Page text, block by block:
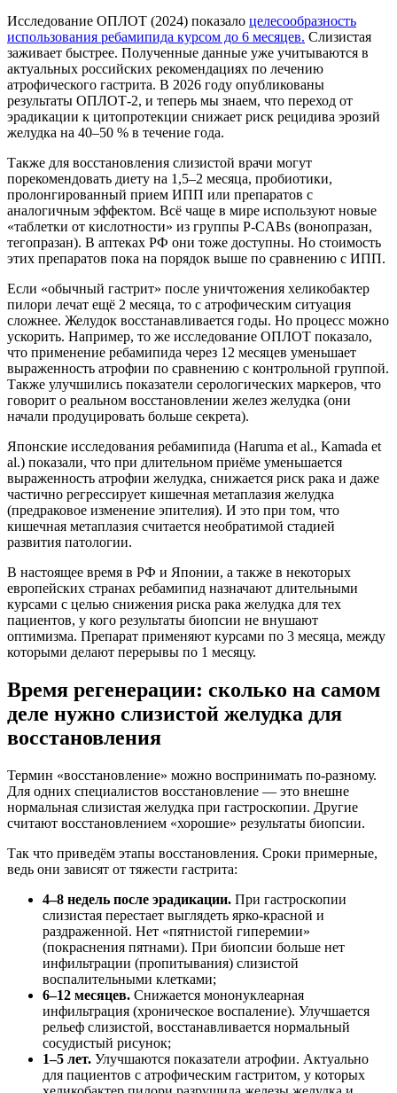
Исследование ОПЛОТ (2024) показало целесообразность
использования ребамипида курсом до 6 месяцев. Слизистая
заживает быстрее. Полученные данные уже учитываются в
актуальных российских рекомендациях по лечению
атрофического гастрита. В 2026 году опубликованы
результаты ОПЛОТ-2, и теперь мы знаем, что переход от
эрадикации к цитопротекции снижает риск рецидива эрозий
желудка на 40–50 % в течение года.
Также для восстановления слизистой врачи могут
порекомендовать диету на 1,5–2 месяца, пробиотики,
пролонгированный прием ИПП или препаратов с
аналогичным эффектом. Всё чаще в мире используют новые
«таблетки от кислотности» из группы P-CABs (вонопразан,
тегопразан). В аптеках РФ они тоже доступны. Но стоимость
этих препаратов пока на порядок выше по сравнению с ИПП.
Если «обычный гастрит» после уничтожения хеликобактер
пилори лечат ещё 2 месяца, то с атрофическим ситуация
сложнее. Желудок восстанавливается годы. Но процесс можно
ускорить. Например, то же исследование ОПЛОТ показало,
что применение ребамипида через 12 месяцев уменьшает
выраженность атрофии по сравнению с контрольной группой.
Также улучшились показатели серологических маркеров, что
говорит о реальном восстановлении желез желудка (они
начали продуцировать больше секрета).
Японские исследования ребамипида (Haruma et al., Kamada et
al.) показали, что при длительном приёме уменьшается
выраженность атрофии желудка, снижается риск рака и даже
частично регрессирует кишечная метаплазия желудка
(предраковое изменение эпителия). И это при том, что
кишечная метаплазия считается необратимой стадией
развития патологии.
В настоящее время в РФ и Японии, а также в некоторых
европейских странах ребамипид назначают длительными
курсами с целью снижения риска рака желудка для тех
пациентов, у кого результаты биопсии не внушают
оптимизма. Препарат применяют курсами по 3 месяца, между
которыми делают перерывы по 1 месяцу.
Время регенерации: сколько на самом
деле нужно слизистой желудка для
восстановления
Термин «восстановление» можно воспринимать по-разному.
Для одних специалистов восстановление — это внешне
нормальная слизистая желудка при гастроскопии. Другие
считают восстановлением «хорошие» результаты биопсии.
Так что приведём этапы восстановления. Сроки примерные,
ведь они зависят от тяжести гастрита:
4–8 недель после эрадикации. При гастроскопии
слизистая перестает выглядеть ярко-красной и
раздраженной. Нет «пятнистой гиперемии»
(покраснения пятнами). При биопсии больше нет
инфильтрации (пропитывания) слизистой
воспалительными клетками;
6–12 месяцев. Снижается мононуклеарная
инфильтрация (хроническое воспаление). Улучшается
рельеф слизистой, восстанавливается нормальный
сосудистый рисунок;
1–5 лет. Улучшаются показатели атрофии. Актуально
для пациентов с атрофическим гастритом, у которых